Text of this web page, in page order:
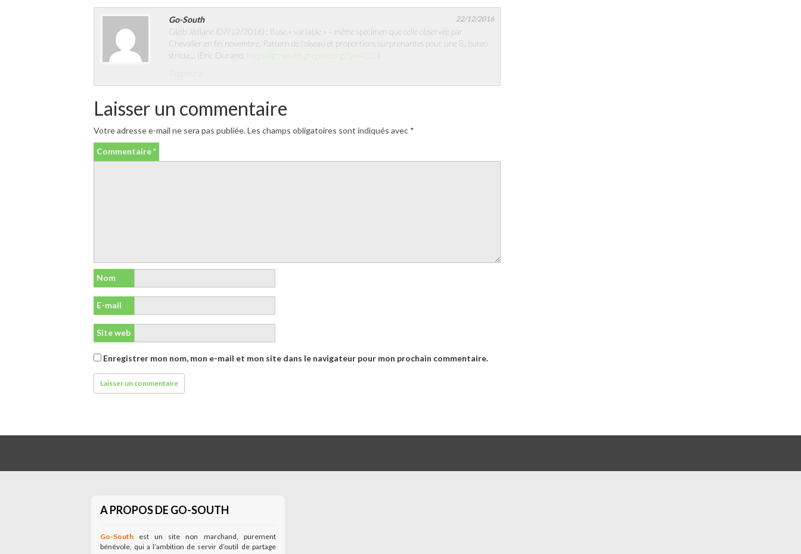
Go-South 22/12/2016
Gleib Jédiane (07/12/2016) : Buse « variable » – même spécimen que celle observée par
Chevalier en fin novembre. Pattern de l’oiseau et proportions surprenantes pour une B. buteo
stricte… (Eric Durand, https://go-south.grepom.org/?p=4055)
Répondre
Laisser un commentaire
Votre adresse e-mail ne sera pas publiée.Les champs obligatoires sont indiqués avec *
Commentaire*
Nom
E-mail
Site web
Enregistrer mon nom, mon e-mail et mon site dans le navigateur pour mon prochain commentaire.
A PROPOS DE GO-SOUTH
Go-South est un site non marchand, purement
bénévole, qui a l’ambition de servir d’outil de partage